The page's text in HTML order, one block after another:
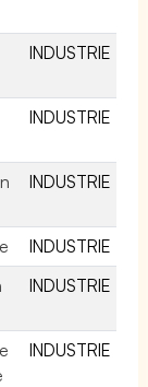
INDUSTRIE
INDUSTRIE
INDUSTRIE
INDUSTRIE
INDUSTRIE
INDUSTRIE